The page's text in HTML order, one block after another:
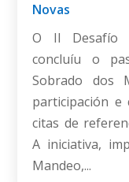
Novas
O II Desafío
concluíu o
Sobrado dos
participación e
citas de
A iniciativa,
Mandeo,...